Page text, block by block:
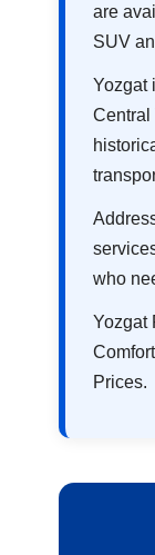
are
SUV
Yozgat
Central
who
Yozgat
Prices.